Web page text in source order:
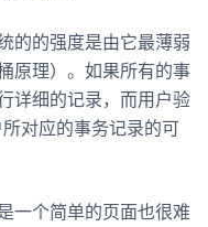
的的强度是由它最薄弱
原理）。如果所有的事
详细的记录，而用户验
对应的事务记录的可
一个简单的页面也很难